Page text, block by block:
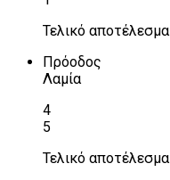
Τελικό αποτέλεσμα
Πρόοδος
Λαμία
4
5
Τελικό αποτέλεσμα